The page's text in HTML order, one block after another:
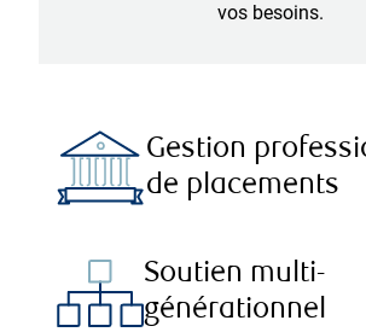
vos besoins.
Gestion
de placements
Soutien multi-
générationnel